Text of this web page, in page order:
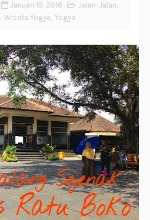
Januari 19, 2016 Jalan-Jalan,
, Wisata Yogya, Yogya